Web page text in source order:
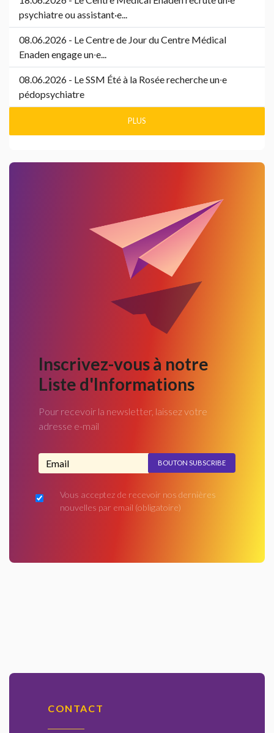
psychiatre ou assistant·e...
08.06.2026 - Le Centre de Jour du Centre Médical
Enaden engage un∙e...
08.06.2026 - Le SSM Été à la Rosée recherche un∙e
pédopsychiatre
PLUS
Inscrivez-vous à notre
Liste d'Informations
Pour recevoir la newsletter, laissez votre
adresse e-mail
Adresse email...
Vous acceptez de recevoir nos dernières
nouvelles par email (obligatoire)
CONTACT